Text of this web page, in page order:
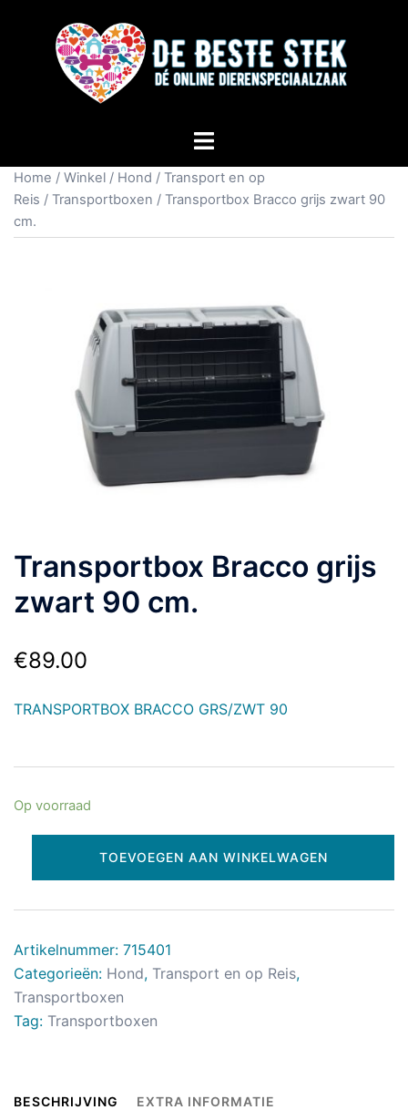
Home / Winkel / Hond / Transport en op
Reis / Transportboxen / Transportbox Bracco grijs zwart 90
cm.
Transportbox Bracco grijs
zwart 90 cm.
€89.00
TRANSPORTBOX BRACCO GRS/ZWT 90
Op voorraad
TOEVOEGEN AAN WINKELWAGEN
Artikelnummer: 715401
Categorieën: Hond, Transport en op Reis,
Transportboxen
Tag: Transportboxen
BESCHRIJVING EXTRA INFORMATIE